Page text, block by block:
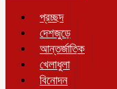
প্রচ্ছদ
দেশজুড়ে
আন্তর্জাতিক
খেলাধুলা
বিনোদন